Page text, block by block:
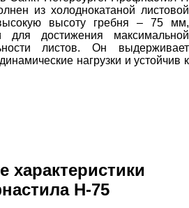
из холоднокатаной листовой
высоту гребня – 75 мм,
для достижения максимальной
листов. Он выдерживает
нагрузки и устойчив к
характеристики
Н-75